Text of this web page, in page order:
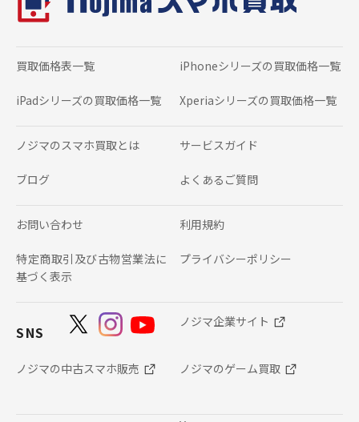
買取価格表一覧 iPhoneシリーズの 買取価格一覧
iPadシリーズの 買取価格一覧 Xperiaシリーズの 買取価格一覧
ノジマのスマホ買取とは サービスガイド
ブログ よくあるご質問
お問い合わせ 利用規約
特定商取引及び古物営業法に
基づく表示
プライバシーポリシー
SNS
ノジマ企業サイト
ノジマの中古スマホ販売 ノジマのゲーム買取